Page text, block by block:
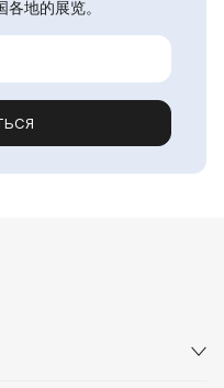
地的展览。